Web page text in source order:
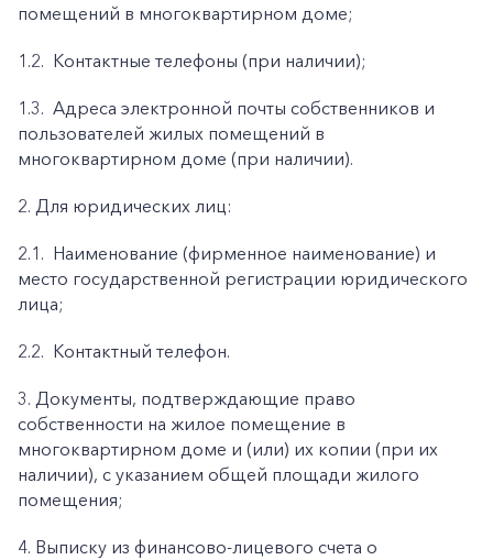
помещений в многоквартирном доме;
1.2. Контактные телефоны (при наличии);
1.3. Адреса электронной почты собственников и
пользователей жилых помещений в
многоквартирном доме (при наличии).
2. Для юридических лиц:
2.1. Наименование (фирменное наименование) и
место государственной регистрации юридического
лица;
2.2. Контактный телефон.
3. Документы, подтверждающие право
собственности на жилое помещение в
многоквартирном доме и (или) их копии (при их
наличии), с указанием общей площади жилого
помещения;
4. Выписку из финансово-лицевого счета о